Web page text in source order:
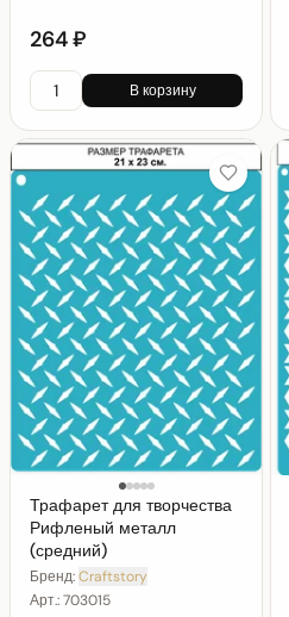
264 ₽
В корзину
Трафарет для творчества
Рифленый металл
(средний)
Бренд:Craftstory
Арт.:703015